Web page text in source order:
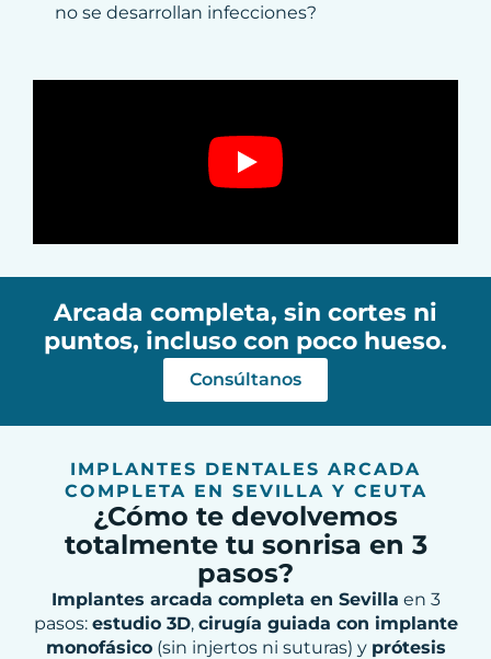
no se desarrollan infecciones?
Arcada completa, sin cortes ni
puntos, incluso con poco hueso.
Consúltanos
IMPLANTES DENTALES ARCADA
COMPLETA EN SEVILLA Y CEUTA
¿Cómo te devolvemos
totalmente tu sonrisa en 3
pasos?
Implantes arcada completa en Sevilla en 3
pasos: estudio 3D, cirugía guiada con implante
monofásico(sin injertos ni suturas) y prótesis